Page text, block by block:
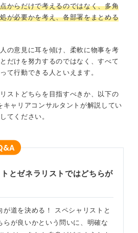
からだけで考えるのではなく、多角
が必要かを考え、各部署をまとめる
の意見に耳を傾け、柔軟に物事を考
だけを努力するのではなく、すべて
て行動できる人といえます。
ストどちらを目指すべきか、以下の
キャリアコンサルタントが解説してい
てください。
とゼネラリストではどちらが
が道を決める！ スペシャリストと
らが良いかという問いに、明確な